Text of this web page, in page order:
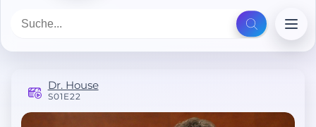
Dr. House
S01E22